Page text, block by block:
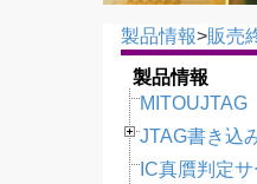
製品情報>販売
製品情報
MITOUJTAG
JTAG書き込
IC真贋判定サ